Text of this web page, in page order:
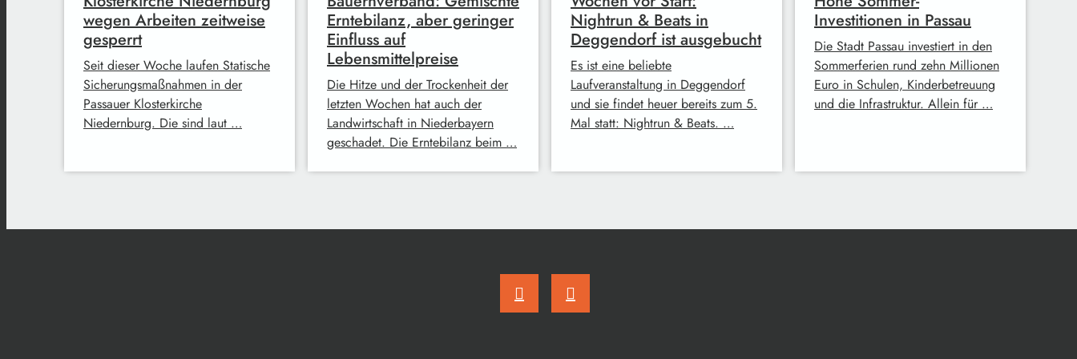
wegen Arbeiten zeitweise
gesperrt
Seit dieser Woche laufen Statische
Sicherungsmaßnahmen in der
Passauer Klosterkirche
Niedernburg. Die sind laut …
Erntebilanz, aber geringer
Einfluss auf
Lebensmittelpreise
Die Hitze und der Trockenheit der
letzten Wochen hat auch der
Landwirtschaft in Niederbayern
geschadet. Die Erntebilanz beim …
Nightrun & Beats in
Deggendorf ist ausgebucht
Es ist eine beliebte
Laufveranstaltung in Deggendorf
und sie findet heuer bereits zum 5.
Mal statt: Nightrun & Beats. …
Investitionen in Passau
Die Stadt Passau investiert in den
Sommerferien rund zehn Millionen
Euro in Schulen, Kinderbetreuung
und die Infrastruktur. Allein für …